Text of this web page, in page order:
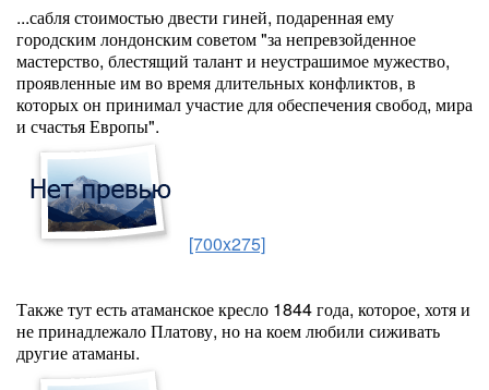
...сабля стоимостью двести гиней, подаренная ему
городским лондонским советом "за непревзойденное
мастерство, блестящий талант и неустрашимое мужество,
проявленные им во время длительных конфликтов, в
которых он принимал участие для обеспечения свобод, мира
и счастья Европы".
[700x275]
Также тут есть атаманское кресло 1844 года, которое, хотя и
не принадлежало Платову, но на коем любили сиживать
другие атаманы.